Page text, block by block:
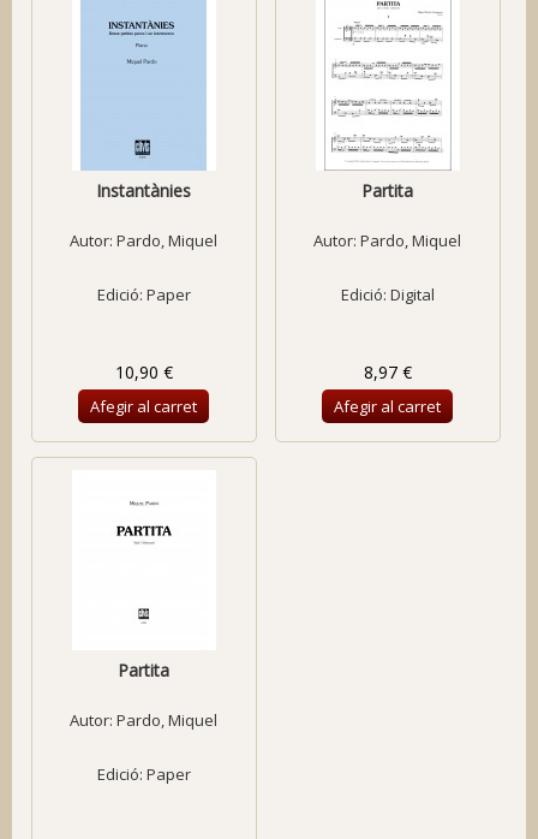
Instantànies
Autor:Pardo, Miquel
Edició: Paper
10,90 €
Afegir al carret
Partita
Autor:Pardo, Miquel
Edició: Digital
8,97 €
Afegir al carret
Partita
Autor:Pardo, Miquel
Edició: Paper